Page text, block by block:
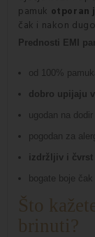
pamuk otporan
čak i nakon
Prednosti EMI
od 100%
dobro upijaju
ugodan na dodir
pogodan za
izdržljiv i čvrst
bogate boje
Što
brinuti?